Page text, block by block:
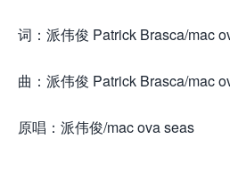
词：派伟俊 Patrick Brasca/mac
曲：派伟俊 Patrick Brasca/mac
原唱：派伟俊/mac ova seas